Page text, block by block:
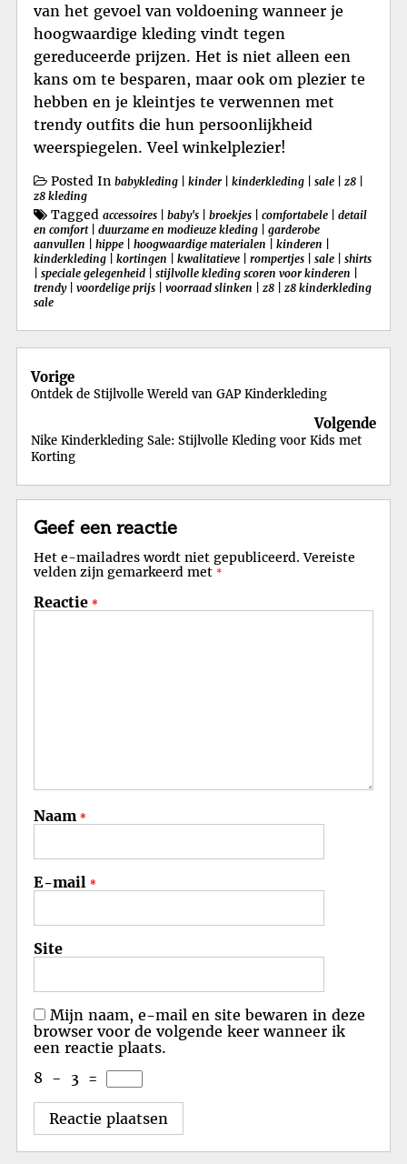
van het gevoel van voldoening wanneer je
hoogwaardige kleding vindt tegen
gereduceerde prijzen. Het is niet alleen een
kans om te besparen, maar ook om plezier te
hebben en je kleintjes te verwennen met
trendy outfits die hun persoonlijkheid
weerspiegelen. Veel winkelplezier!
Posted In babykleding kinder kinderkleding sale z8
z8 kleding
Tagged accessoires baby's broekjes comfortabele
detail
en comfort| duurzame en modieuze kleding
garderobe
aanvullen
hippe hoogwaardige materialen kinderen
kinderkleding
kortingen kwalitatieve rompertjes sale
shirts
speciale gelegenheid stijlvolle kleding scoren voor kinderen
trendy| voordelige prijs voorraad slinken z8
z8 kinderkleding
sale
Berichtnavigatie
Vorige
Ontdek de Stijlvolle Wereld van GAP Kinderkleding
Volgende
Nike Kinderkleding Sale: Stijlvolle Kleding voor Kids met
Korting
Geef een reactie
Het e-mailadres wordt niet gepubliceerd. Vereiste
velden zijn gemarkeerd met *
Reactie *
Naam *
E-mail *
Site
Mijn naam, e-mail en site bewaren in deze
browser voor de volgende keer wanneer ik
een reactie plaats.
8 − 3 =